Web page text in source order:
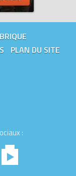
PLAN DU SITE
: